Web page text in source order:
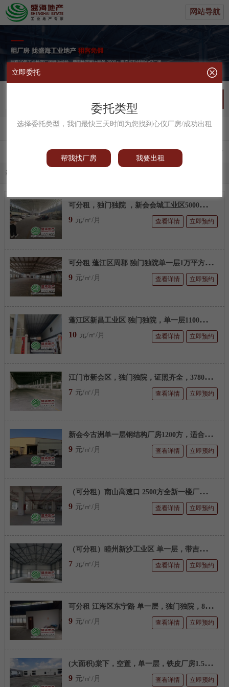
网站导航
帮我找厂 | 我要出租
供求 类型 面积
当前条件：
可
分租，独门独院 ，新会会城工业区5000方带航车单一层厂房
9 元/㎡/月 立即预约
查看详情
可
分租 蓬江区周郡 独门独院单一层1万平方简厂
9 元/㎡/月 立即预约
查看详情
蓬
江区新昌工业区 独门独院，单一层1100平方简厂
10 元/㎡/月 立即预约
查看详情
江
门市新会区，独门独院，证照齐全，3780平方简厂
7 元/㎡/月 立即预约
查看详情
新
会今古洲单一层钢结构厂房1200方，适合五金加工，衣柜定制，仓库等各行业
9 元/㎡/月 立即预约
查看详情
（
可分租）南山高速口 2500方全新一楼厂房，金钢砂地面，高度8米，可做多个行业
9 元/㎡/月 立即预约
查看详情
（
可分租）睦州新沙工业区 单一层，带吉地，7000平方
7 元/㎡/月 立即预约
查看详情
可
分租 江海区东宁路 单一层，独门独院，800平方简易厂房
9 元/㎡/月 立即预约
查看详情
(
大面积)棠下，空置，单一层，铁皮厂房1.5万平方
9 元/㎡/月 立即预约
查看详情
立即委托
委托类型
选择委托类型，我们最快三天时间为您找到心仪厂房/成功出租
帮我找厂房 我要出租